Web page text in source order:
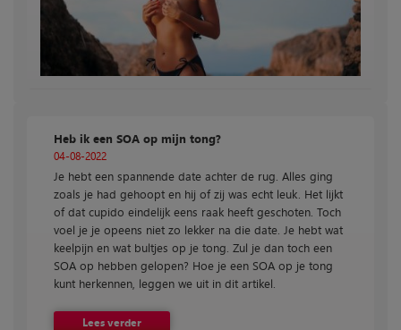
Heb ik een SOA op mijn tong?
04-08-2022
Je hebt een spannende date achter de rug. Alles ging
zoals je had gehoopt en hij of zij was echt leuk. Het lijkt
of dat cupido eindelijk eens raak heeft geschoten. Toch
voel je je opeens niet zo lekker na die date. Je hebt wat
keelpijn en wat bultjes op je tong. Zul je dan toch een
SOA op hebben gelopen? Hoe je een SOA op je tong
kunt herkennen, leggen we uit in dit artikel.
Lees verder